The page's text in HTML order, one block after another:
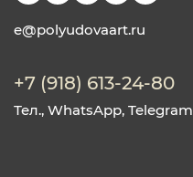
e@polyudovaart.ru
+7 (918) 613-24-80
Тел., WhatsApp, Telegram